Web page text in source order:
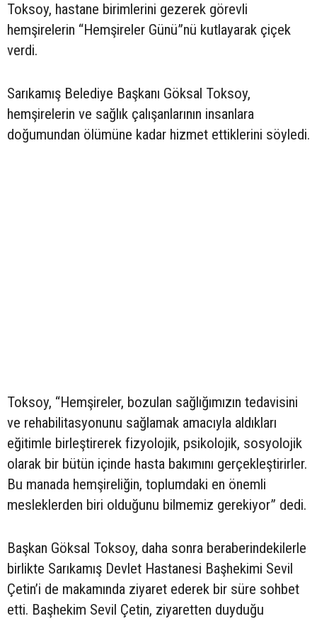
Toksoy, hastane birimlerini gezerek görevli
hemşirelerin “Hemşireler Günü”nü kutlayarak çiçek
verdi.
Sarıkamış Belediye Başkanı Göksal Toksoy,
hemşirelerin ve sağlık çalışanlarının insanlara
doğumundan ölümüne kadar hizmet ettiklerini söyledi.
Toksoy, “Hemşireler, bozulan sağlığımızın tedavisini
ve rehabilitasyonunu sağlamak amacıyla aldıkları
eğitimle birleştirerek fizyolojik, psikolojik, sosyolojik
olarak bir bütün içinde hasta bakımını gerçekleştirirler.
Bu manada hemşireliğin, toplumdaki en önemli
mesleklerden biri olduğunu bilmemiz gerekiyor” dedi.
Başkan Göksal Toksoy, daha sonra beraberindekilerle
birlikte Sarıkamış Devlet Hastanesi Başhekimi Sevil
Çetin’i de makamında ziyaret ederek bir süre sohbet
etti. Başhekim Sevil Çetin, ziyaretten duyduğu